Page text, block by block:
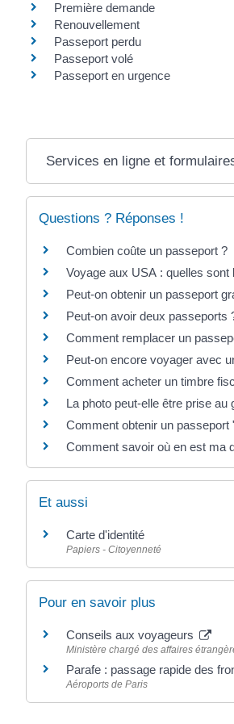
Première demande
Renouvellement
Passeport perdu
Passeport volé
Passeport en urgence
Services en ligne et
Questions ? Réponses !
Combien coûte un passeport ?
Voyage aux USA : quelles
Peut-on obtenir un passeport
Peut-on avoir deux passeports
Comment remplacer un
Peut-on encore voyager avec
Comment acheter un timbre
La photo peut-elle être prise au
Comment obtenir un passeport
Comment savoir où en est ma
Et aussi
Carte d'identité
Papiers - Citoyenneté
Pour en savoir plus
Conseils aux voyageurs
Ministère chargé des affaires
Parafe : passage rapide des
Aéroports de Paris